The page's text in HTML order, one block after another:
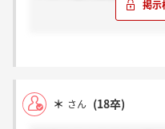
＊ さん (18卒)